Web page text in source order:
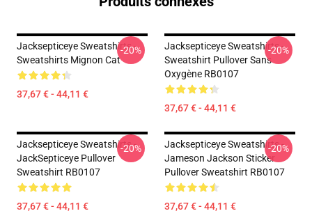
Jacksepticeye Sweatshirts -
Sweatshirts Mignon Cat
37,67 € - 44,11 €
-20%
Jacksepticeye Sweatshirts -
Sweatshirt Pullover Sans
Oxygène RB0107
37,67 € - 44,11 €
-20%
Jacksepticeye Sweatshirts -
JackSepticeye Pullover
Sweatshirt RB0107
37,67 € - 44,11 €
-20%
Jacksepticeye Sweatshirts -
Jameson Jackson Sticker
Pullover Sweatshirt RB0107
37,67 € - 44,11 €
-20%